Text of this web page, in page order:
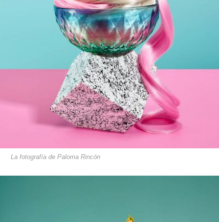
La fotografía de Paloma Rincón